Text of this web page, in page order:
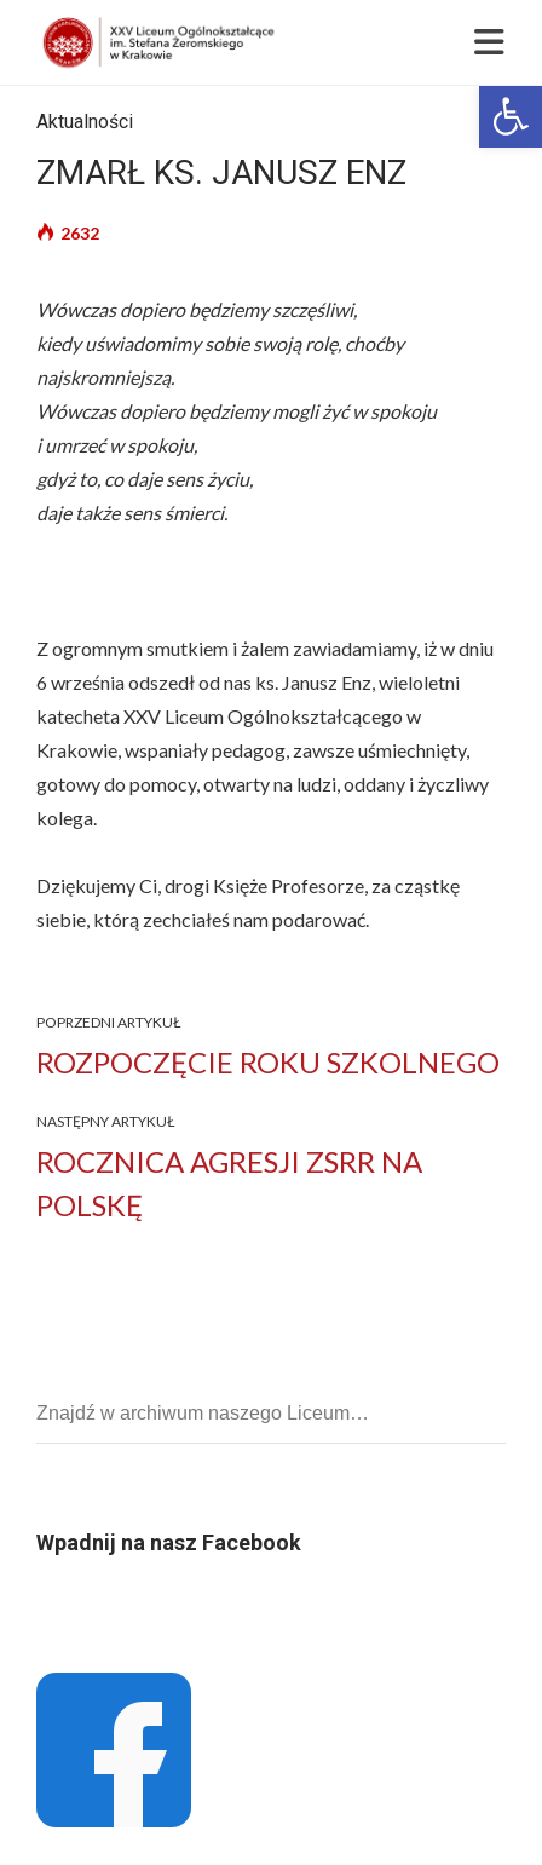
Aktualności
ZMARŁ KS. JANUSZ ENZ
2632
Wówczas dopiero będziemy szczęśliwi,
kiedy uświadomimy sobie swoją rolę, choćby
najskromniejszą.
Wówczas dopiero będziemy mogli żyć w spokoju
i umrzeć w spokoju,
gdyż to, co daje sens życiu,
daje także sens śmierci.
Z ogromnym smutkiem i żalem zawiadamiamy, iż w dniu
6 września odszedł od nas ks. Janusz Enz, wieloletni
katecheta XXV Liceum Ogólnokształcącego w
Krakowie, wspaniały pedagog, zawsze uśmiechnięty,
gotowy do pomocy, otwarty na ludzi, oddany i życzliwy
kolega.
Dziękujemy Ci, drogi Księże Profesorze, za cząstkę
siebie, którą zechciałeś nam podarować.
POPRZEDNI ARTYKUŁ
ROZPOCZĘCIE ROKU SZKOLNEGO
NASTĘPNY ARTYKUŁ
ROCZNICA AGRESJI ZSRR NA
POLSKĘ
Wpadnij na nasz Facebook